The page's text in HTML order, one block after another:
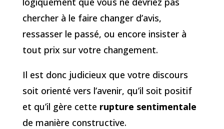
chercher à le faire changer d’avis,
ressasser le passé, ou encore insister à
tout prix sur votre changement.
Il est donc judicieux que votre discours
soit orienté vers l’avenir, qu’il soit positif
et qu’il gère cette rupture sentimentale
de manière constructive.